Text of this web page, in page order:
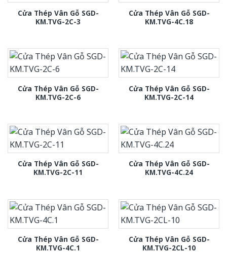
Cửa Thép Vân Gỗ SGD-
KM.TVG-2C-3
Cửa Thép Vân Gỗ SGD-
KM.TVG-4C.18
Cửa Thép Vân Gỗ SGD-
KM.TVG-2C-6
Cửa Thép Vân Gỗ SGD-
KM.TVG-2C-14
Cửa Thép Vân Gỗ SGD-
KM.TVG-2C-11
Cửa Thép Vân Gỗ SGD-
KM.TVG-4C.24
Cửa Thép Vân Gỗ SGD-
KM.TVG-4C.1
Cửa Thép Vân Gỗ SGD-
KM.TVG-2CL-10